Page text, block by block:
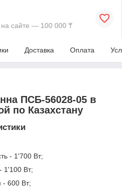
сайте — 100 000 ₸
Доставка Оплата
ПСБ-56028-05 в
по Казахстану
- 1'700 Вт;
1'100 Вт;
- 600 Вт;